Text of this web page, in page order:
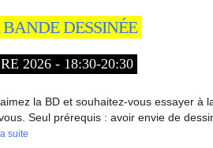
DESSINÉE
2026 - 18:30-20:30
la BD et souhaitez-vous essayer à
Seul prérequis : avoir envie de
suite